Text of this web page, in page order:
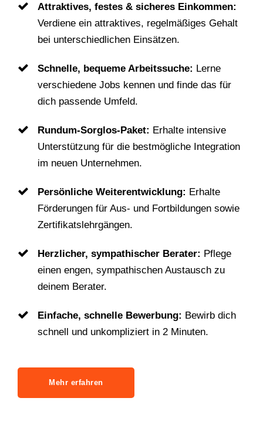
Attraktives, festes & sicheres Einkommen:
Verdiene ein attraktives, regelmäßiges Gehalt
bei unterschiedlichen Einsätzen.
Schnelle, bequeme Arbeitssuche: Lerne
verschiedene Jobs kennen und finde das für
dich passende Umfeld.
Rundum-Sorglos-Paket: Erhalte intensive
Unterstützung für die bestmögliche Integration
im neuen Unternehmen.
Persönliche Weiterentwicklung: Erhalte
Förderungen für Aus- und Fortbildungen sowie
Zertifikatslehrgängen.
Herzlicher, sympathischer Berater: Pflege
einen engen, sympathischen Austausch zu
deinem Berater.
Einfache, schnelle Bewerbung: Bewirb dich
schnell und unkompliziert in 2 Minuten.
Mehr erfahren